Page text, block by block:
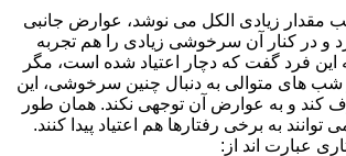
مقدار زیادی الکل می نوشد، عوارض جانبی
و در کنار آن سرخوشی زیادی را هم تجربه
این فرد گفت که دچار اعتیاد شده است، مگر
شب های متوالی به دنبال چنین سرخوشی، این
کند و به عوارض آن توجهی نکند. همان طور
به برخی رفتارها هم اعتیاد پیدا کنند.
عبارت اند از: